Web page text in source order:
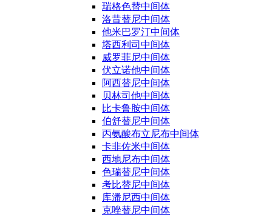
瑞格色替中间体
洛昔替尼中间体
他米巴罗汀中间体
塔西利司中间体
威罗菲尼中间体
伏立诺他中间体
阿西替尼中间体
贝林司他中间体
比卡鲁胺中间体
伯舒替尼中间体
丙氨酸布立尼布中间体
卡非佐米中间体
西地尼布中间体
色瑞替尼中间体
考比替尼中间体
库潘尼西中间体
克唑替尼中间体